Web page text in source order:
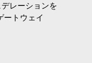
レーションを
トウェイ